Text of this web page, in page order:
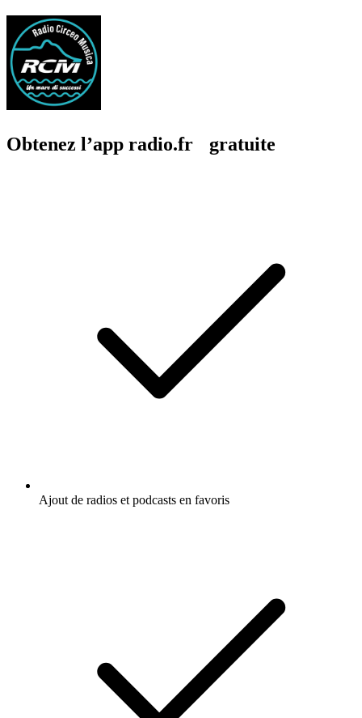
Obtenez l’app radio.fr gratuite
Ajout de radios et podcasts en favoris